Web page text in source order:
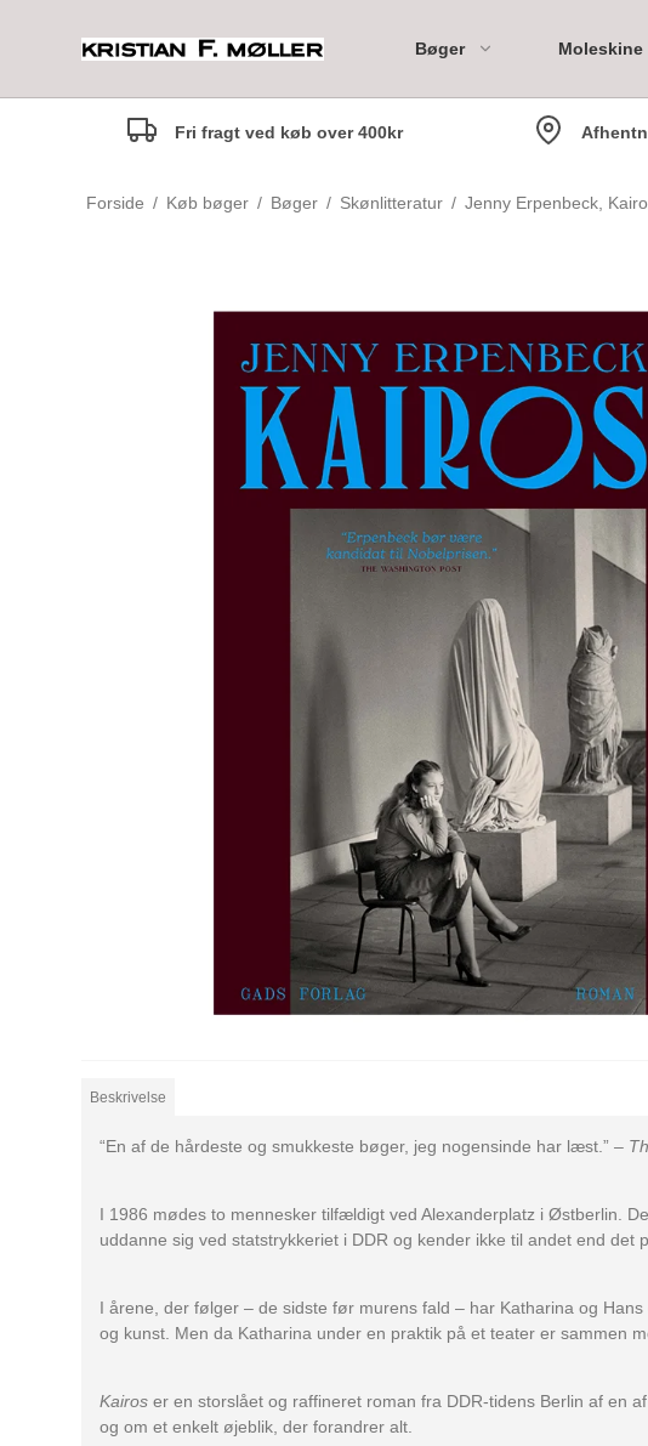
Bøger
Margrethe anbefaler Til de mellemste - 6-7 år
Til Tweens - 8-12 år
Børnebogsklassikere
Moleskine 18M Weekly
Fri fragt ved køb over 400kr
Forside / Køb bøger / Bøger / Skønlitteratur / Jenny Erpenbeck,
Beskrivelse
“En af de hårdeste og smukkeste bøger, jeg nogensinde har læst.”–
I 1986 mødes to mennesker tilfældigt ved Alexanderplatz i Østberlin.
uddanne sig ved statstrykkeriet i DDR og kender ikke til andet end
I årene, der følger – de sidste før murens fald – har Katharina og
og kunst. Men da Katharina under en praktik på et teater er sammen
Kairoser en storslået og raffineret roman fra DDR-tidens Berlin af en
og om et enkelt øjeblik, der forandrer alt.